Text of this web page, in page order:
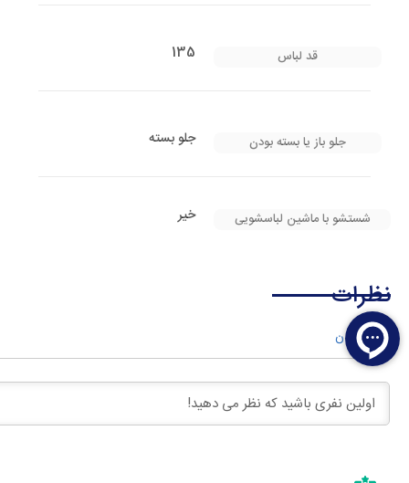
قد لباس 135
جلو باز یا بسته بودن جلو بسته
شستشو با ماشین لباسشویی خیر
نظرات
وارد شدن